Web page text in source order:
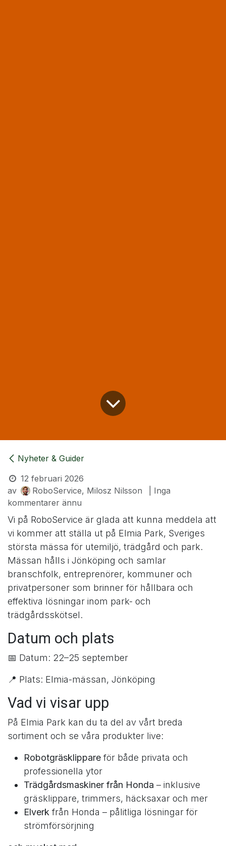
Nyheter & Guider
12 februari 2026
av
RoboService, Milosz Nilsson
| Inga
kommentarer ännu
Vi på RoboService är glada att kunna meddela att
vi kommer att ställa ut på Elmia Park, Sveriges
största mässa för utemiljö, trädgård och park.
Mässan hålls i Jönköping och samlar
branschfolk, entreprenörer, kommuner och
privatpersoner som brinner för hållbara och
effektiva lösningar inom park- och
trädgårdsskötsel.
Datum och plats
📅 Datum: 22–25 september
📍 Plats: Elmia-mässan, Jönköping
Vad vi visar upp
På Elmia Park kan du ta del av vårt breda
sortiment och se våra produkter live:
Robotgräsklippareför både privata och
professionella ytor
Trädgårdsmaskiner från Honda – inklusive
gräsklippare, trimmers, häcksaxar och mer
Elverkfrån Honda – pålitliga lösningar för
strömförsörjning